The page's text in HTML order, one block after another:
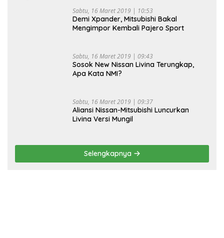
Sabtu, 16 Maret 2019 | 10:53
Demi Xpander, Mitsubishi Bakal
Mengimpor Kembali Pajero Sport
Sabtu, 16 Maret 2019 | 09:43
Sosok New Nissan Livina Terungkap,
Apa Kata NMI?
Sabtu, 16 Maret 2019 | 09:37
Aliansi Nissan-Mitsubishi Luncurkan
Livina Versi Mungil
Selengkapnya